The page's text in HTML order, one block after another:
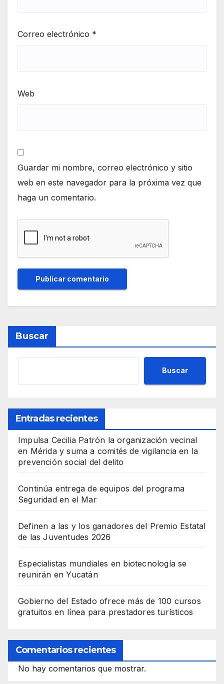
Correo electrónico *
Web
Guardar mi nombre, correo electrónico y sitio
web en este navegador para la próxima vez que
haga un comentario.
Buscar
Buscar
Entradas recientes
Impulsa Cecilia Patrón la organización vecinal
en Mérida y suma a comités de vigilancia en la
prevención social del delito
Continúa entrega de equipos del programa
Seguridad en el Mar
Definen a las y los ganadores del Premio Estatal
de las Juventudes 2026
Especialistas mundiales en biotecnología se
reunirán en Yucatán
Gobierno del Estado ofrece más de 100 cursos
gratuitos en línea para prestadores turísticos
Comentarios recientes
No hay comentarios que mostrar.